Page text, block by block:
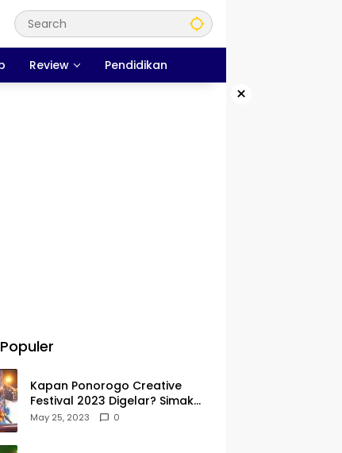
Review Pendidikan
×
Kapan Ponorogo Creative
Festival 2023 Digelar? Simak
Tanggalnya DISINI
May 25, 2023 0